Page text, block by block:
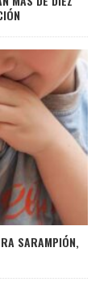
SARAMPIÓN,